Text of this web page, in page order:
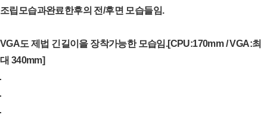
조립모습과완료한후의 전/후면 모습들임.
VGA도 제법 긴길이을 장착가능한 모습임.[CPU:170mm / VGA:최
대 340mm]